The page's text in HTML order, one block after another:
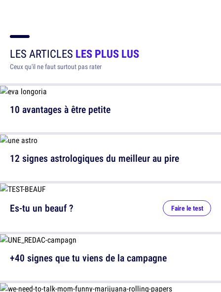
LES ARTICLES LES PLUS LUS
Ceux qu'il ne faut surtout pas rater
10 avantages à être petite
12 signes astrologiques du meilleur au pire
Es-tu un beauf ? Faire le test
+40 signes que tu viens de la campagne